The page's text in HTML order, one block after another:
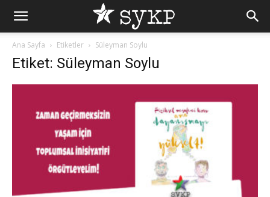
Ana Sayfa Etiketler Süleyman Soylu
Etiket: Süleyman Soylu